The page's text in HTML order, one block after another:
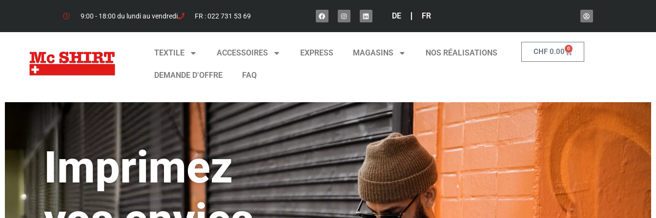
9:00 - 18:00 du lundi au vendredi FR : 022 731 53 69 DE FR
TEXTILE ACCESSOIRES EXPRESS MAGASINS NOS RÉALISATIONS
DEMANDE D’OFFRE FAQ
CHF 0.00 0
Imprimez